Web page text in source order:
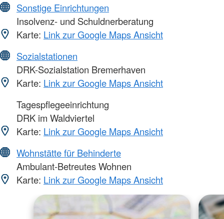
Sonstige Einrichtungen
Insolvenz- und Schuldnerberatung
Karte: Link zur Google Maps Ansicht
Sozialstationen
DRK-Sozialstation Bremerhaven
Karte: Link zur Google Maps Ansicht
Tagespflegeeinrichtung
DRK im Waldviertel
Karte: Link zur Google Maps Ansicht
Wohnstätte für Behinderte
Ambulant-Betreutes Wohnen
Karte: Link zur Google Maps Ansicht